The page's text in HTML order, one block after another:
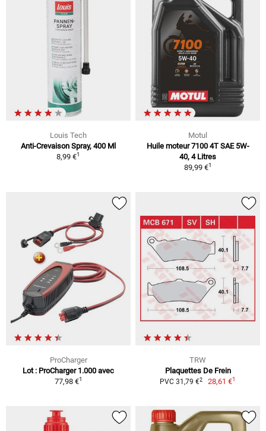
Louis Tech
Anti-Crevaison Spray, 400 Ml
8,99 €1
Motul
Huile moteur 7100 4T SAE 5W-
40, 4 Litres
89,99 €1
ProCharger
Lot : ProCharger 1.000 avec
77,98 €1
TRW
Plaquettes De Frein
PVC 31,79 €2 28,61 €1